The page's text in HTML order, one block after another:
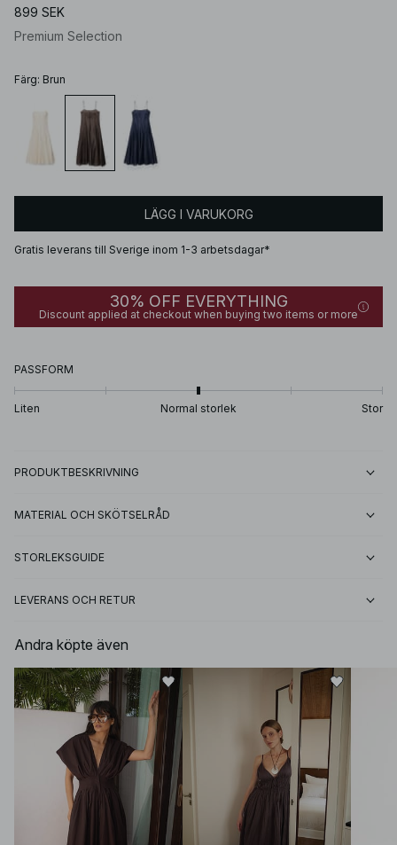
899 SEK
Premium Selection
Färg: Brun
LÄGG I VARUKORG
Gratis leverans till Sverige inom 1-3 arbetsdagar*
30% OFF EVERYTHING
Discount applied at checkout when buying two items or more
PASSFORM
Liten Normal storlek Stor
PRODUKTBESKRIVNING
MATERIAL OCH SKÖTSELRÅD
STORLEKSGUIDE
LEVERANS OCH RETUR
Andra köpte även